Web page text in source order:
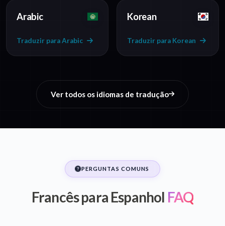
Arabic
Traduzir para Arabic
Korean
Traduzir para Korean
Ver todos os idiomas de tradução
PERGUNTAS COMUNS
Francês para Espanhol FAQ